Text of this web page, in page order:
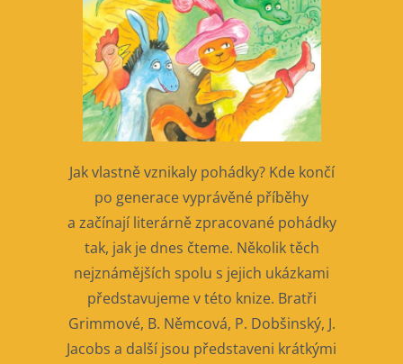
Jak vlastně vznikaly pohádky? Kde končí
po generace vyprávěné příběhy
a začínají literárně zpracované pohádky
tak, jak je dnes čteme. Několik těch
nejznámějších spolu s jejich ukázkami
představujeme v této knize. Bratři
Grimmové, B. Němcová, P. Dobšinský, J.
Jacobs a další jsou představeni krátkými